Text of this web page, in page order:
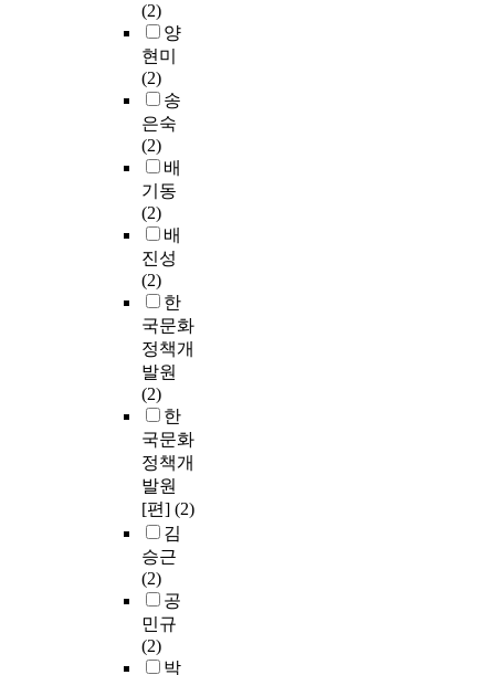
(2)
양
현미
(2)
송
은숙
(2)
배
기동
(2)
배
진성
(2)
한
국문화
정책개
발원
(2)
한
국문화
정책개
발원
[편] (2)
김
승근
(2)
공
민규
(2)
박